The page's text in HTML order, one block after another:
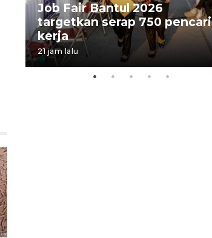
Job Fair Bantul 2026
targetkan serap 750 pencari
kerja
21 jam lalu